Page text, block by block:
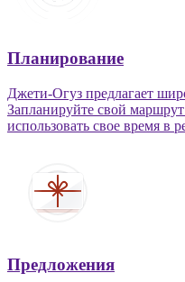
Планирование
Джети-Огуз предлагает
Запланируйте свой
использовать свое время в
Предложения